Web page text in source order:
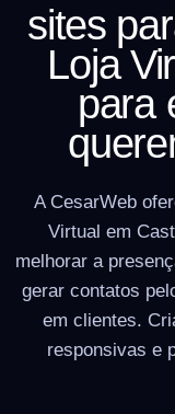
sites
Loja
para
A CesarWeb
Virtual em
melhorar a
gerar contatos
em clientes.
responsivas e